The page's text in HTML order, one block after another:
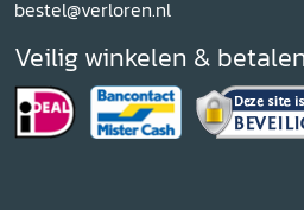
bestel@verloren.nl
Veilig winkelen & betalen